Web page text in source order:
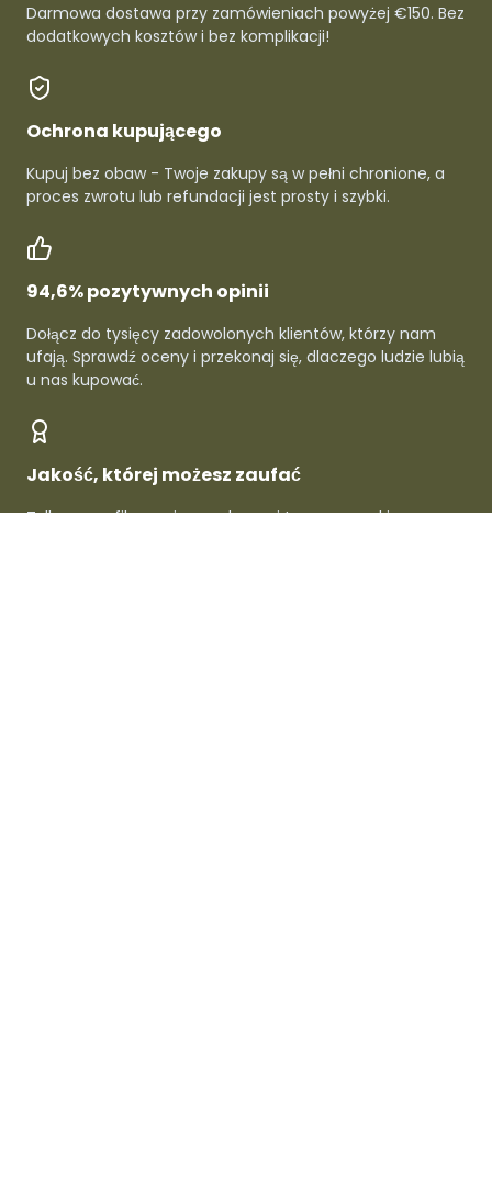
Darmowa dostawa przy zamówieniach powyżej €150. Bez
dodatkowych kosztów i bez komplikacji!
Ochrona kupującego
Kupuj bez obaw - Twoje zakupy są w pełni chronione, a
proces zwrotu lub refundacji jest prosty i szybki.
94,6% pozytywnych opinii
Dołącz do tysięcy zadowolonych klientów, którzy nam
ufają. Sprawdź oceny i przekonaj się, dlaczego ludzie lubią
u nas kupować.
Jakość, której możesz zaufać
Tylko zweryfikowani sprzedawcy i topowe marki -